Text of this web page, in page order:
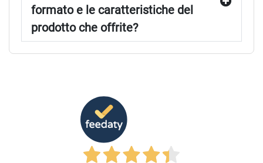
formato e le caratteristiche del
prodotto che offrite?